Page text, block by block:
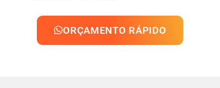
ORÇAMENTO RÁPIDO